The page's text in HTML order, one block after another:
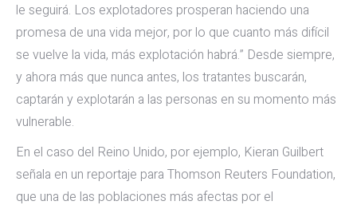
le seguirá. Los explotadores prosperan haciendo una
promesa de una vida mejor, por lo que cuanto más difícil
se vuelve la vida, más explotación habrá.” Desde siempre,
y ahora más que nunca antes, los tratantes buscarán,
captarán y explotarán a las personas en su momento más
vulnerable.
En el caso del Reino Unido, por ejemplo, Kieran Guilbert
señala en un reportaje para Thomson Reuters Foundation,
que una de las poblaciones más afectas por el